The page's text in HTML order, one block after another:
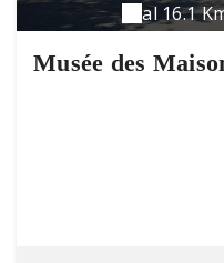
al 16.1
Musée des